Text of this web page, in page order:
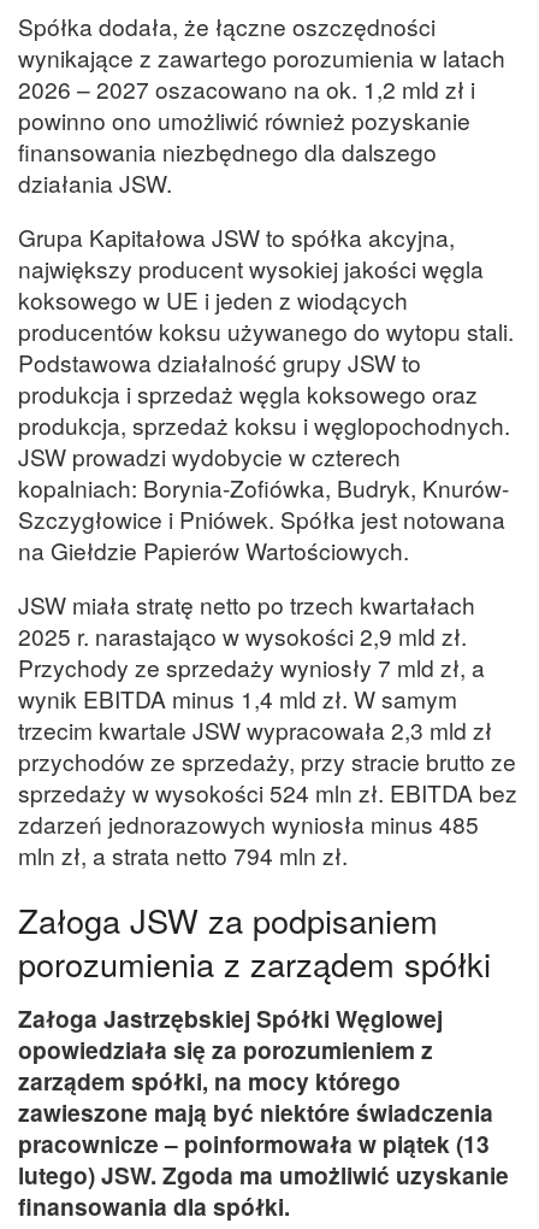
Spółka dodała, że łączne oszczędności
wynikające z zawartego porozumienia w latach
2026 – 2027 oszacowano na ok. 1,2 mld zł i
powinno ono umożliwić również pozyskanie
finansowania niezbędnego dla dalszego
działania JSW.
Grupa Kapitałowa JSW to spółka akcyjna,
największy producent wysokiej jakości węgla
koksowego w UE i jeden z wiodących
producentów koksu używanego do wytopu stali.
Podstawowa działalność grupy JSW to
produkcja i sprzedaż węgla koksowego oraz
produkcja, sprzedaż koksu i węglopochodnych.
JSW prowadzi wydobycie w czterech
kopalniach: Borynia-Zofiówka, Budryk, Knurów-
Szczygłowice i Pniówek. Spółka jest notowana
na Giełdzie Papierów Wartościowych.
JSW miała stratę netto po trzech kwartałach
2025 r. narastająco w wysokości 2,9 mld zł.
Przychody ze sprzedaży wyniosły 7 mld zł, a
wynik EBITDA minus 1,4 mld zł. W samym
trzecim kwartale JSW wypracowała 2,3 mld zł
przychodów ze sprzedaży, przy stracie brutto ze
sprzedaży w wysokości 524 mln zł. EBITDA bez
zdarzeń jednorazowych wyniosła minus 485
mln zł, a strata netto 794 mln zł.
Załoga JSW za podpisaniem
porozumienia z zarządem spółki
Załoga Jastrzębskiej Spółki Węglowej
opowiedziała się za porozumieniem z
zarządem spółki, na mocy którego
zawieszone mają być niektóre świadczenia
pracownicze – poinformowała w piątek (13
lutego) JSW. Zgoda ma umożliwić uzyskanie
finansowania dla spółki.